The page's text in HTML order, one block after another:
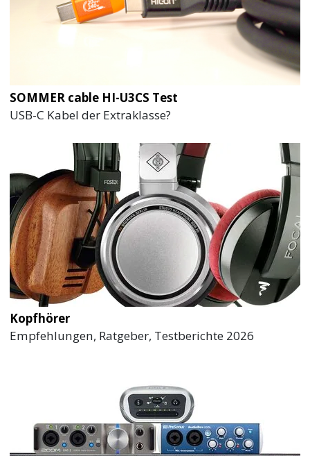
SOMMER cable HI-U3CS Test
USB-C Kabel der Extraklasse?
Kopfhörer
Empfehlungen, Ratgeber, Testberichte 2026